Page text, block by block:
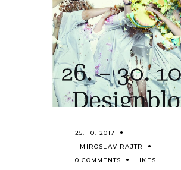
25. 10. 2017
MIROSLAV RAJTR
0 COMMENTS
LIKES